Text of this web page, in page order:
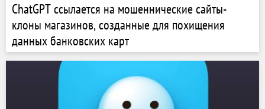
ChatGPT ссылается на мошеннические сайты-
клоны магазинов, созданные для похищения
данных банковских карт